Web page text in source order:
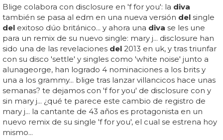
pocos reparos a interpretar cualquier tipo de personaje y,
sobre todo, por su gran calidad como actriz, muchos la
admiran e incluso tiene su toque dedivagay... todo un
lujo para la vista... algo que ha fomentado el fotógrafo
catalán xevi muntané en el último número de 'candy
magazine', en el que podemos ver a la andrógina actriz
con unos looks extremos, muy alejados de la sobriedad a
la que nos tiene acostumbrados... aquí tienes todas las
fotos de tilda swinton por xevi muntané para 'candy
magazine': ... pelucas, colores, amaneramientos,
maquillaje extremo...